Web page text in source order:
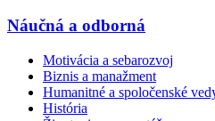
Náučná a odborná
Motivácia a sebarozvoj
Biznis a manažment
Humanitné a spoločenské
História